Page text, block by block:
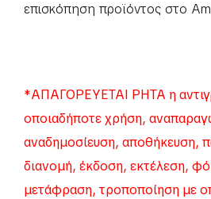
επισκόπηση προϊόντος στο
*ΑΠΑΓΟΡΕΥΕΤΑΙ ΡΗΤΑ η
οποιαδήποτε χρήση,
αναδημοσίευση, αποθήκευση,
διανομή, έκδοση, εκτέλεση,
μετάφραση, τροποποίηση με